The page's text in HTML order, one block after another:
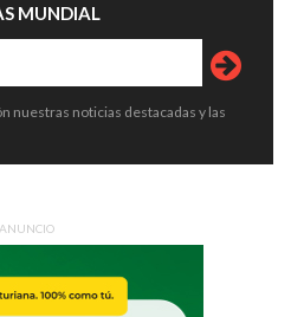
MUNDIAL
nuestras noticias destacadas y las
ANUNCIO